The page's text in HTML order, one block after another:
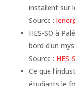
installent sur
Source :
HES-SO à
bord d’un
Source : HES-
Ce que
étudiants le